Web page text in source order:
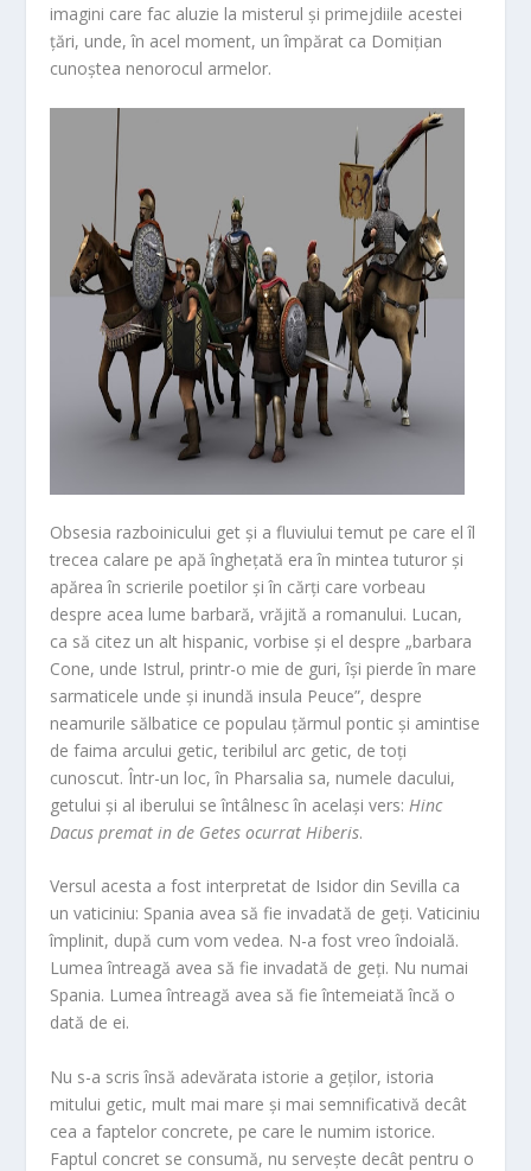
imagini care fac aluzie la misterul și primejdiile acestei
țări, unde, în acel moment, un împărat ca Domițian
cunoștea nenorocul armelor.
Obsesia razboinicului get și a fluviului temut pe care el îl
trecea calare pe apă înghețată era în mintea tuturor și
apărea în scrierile poetilor și în cărți care vorbeau
despre acea lume barbară, vrăjită a romanului. Lucan,
ca să citez un alt hispanic, vorbise și el despre „barbara
Cone, unde Istrul, printr-o mie de guri, își pierde în mare
sarmaticele unde și inundă insula Peuce”, despre
neamurile sălbatice ce populau țărmul pontic și amintise
de faima arcului getic, teribilul arc getic, de toți
cunoscut. Într-un loc, în Pharsalia sa, numele dacului,
getului și al iberului se întâlnesc în același vers:Hinc
Dacus premat in de Getes ocurrat Hiberis.
Versul acesta a fost interpretat de Isidor din Sevilla ca
un vaticiniu: Spania avea să fie invadată de geți. Vaticiniu
împlinit, după cum vom vedea. N-a fost vreo îndoială.
Lumea întreagă avea să fie invadată de geți. Nu numai
Spania. Lumea întreagă avea să fie întemeiată încă o
dată de ei.
Nu s-a scris însă adevărata istorie a geților, istoria
mitului getic, mult mai mare și mai semnificativă decât
cea a faptelor concrete, pe care le numim istorice.
Faptul concret se consumă, nu servește decât pentru o